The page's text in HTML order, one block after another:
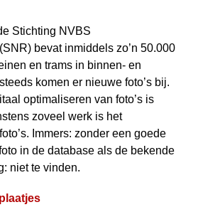
Stichting NVBS
bevat inmiddels zo’n 50.000
en trams in binnen- en
komen er nieuwe foto’s bij.
optimaliseren van foto’s is
zoveel werk is het
Immers: zonder een goede
in de database als de bekende
niet te vinden.